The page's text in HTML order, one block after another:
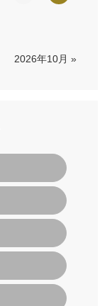
2026年10月 »